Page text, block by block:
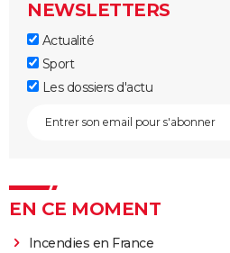
NEWSLETTERS
Actualité
Sport
Les dossiers d'actu
EN CE MOMENT
Incendies en France